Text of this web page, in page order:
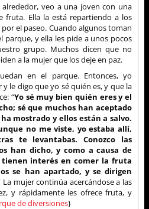
veo a una joven con una
fruta. Ella la está repartiendo a los
el paseo. Cuando algunos toman
parque, y ella les pide a unos pocos
grupo. Muchos dicen que no
a la mujer que los deje en paz.
en el parque. Entonces, yo
le digo que yo sé quién es, y que la
“Yo sé muy bien quién eres y el
sé que muchos han aceptado
mostrado y ellos están a salvo.
no me viste, yo estaba allí,
te levantabas. Conozco las
han dicho, y como a causa de
tienen interés en comer la fruta
se han apartado, y se dirigen
La mujer continúa acercándose a las
y rápidamente les ofrece fruta, y
de diversiones}